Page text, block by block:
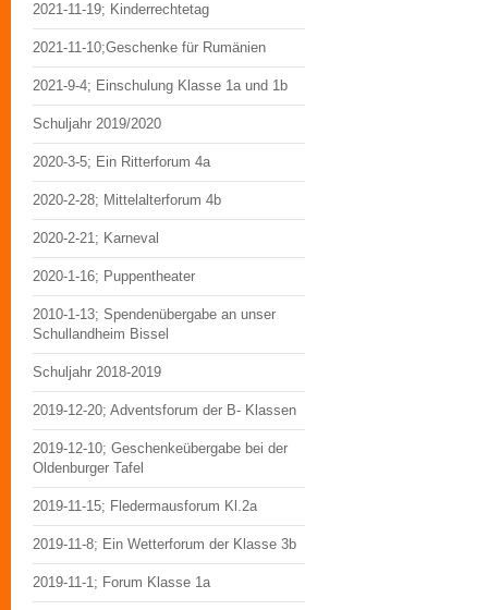
2021-11-19; Kinderrechtetag
2021-11-10;Geschenke für Rumänien
2021-9-4; Einschulung Klasse 1a und 1b
Schuljahr 2019/2020
2020-3-5; Ein Ritterforum 4a
2020-2-28; Mittelalterforum 4b
2020-2-21; Karneval
2020-1-16; Puppentheater
2010-1-13; Spendenübergabe an unser
Schullandheim Bissel
Schuljahr 2018-2019
2019-12-20; Adventsforum der B- Klassen
2019-12-10; Geschenkeübergabe bei der
Oldenburger Tafel
2019-11-15; Fledermausforum Kl.2a
2019-11-8; Ein Wetterforum der Klasse 3b
2019-11-1; Forum Klasse 1a